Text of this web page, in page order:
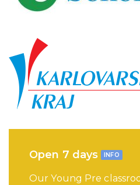
Open 7 days INFO
Our Young Pre